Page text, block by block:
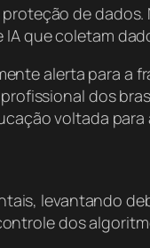
de
que coletam
alerta para a
dos
voltada para
levantando
dos